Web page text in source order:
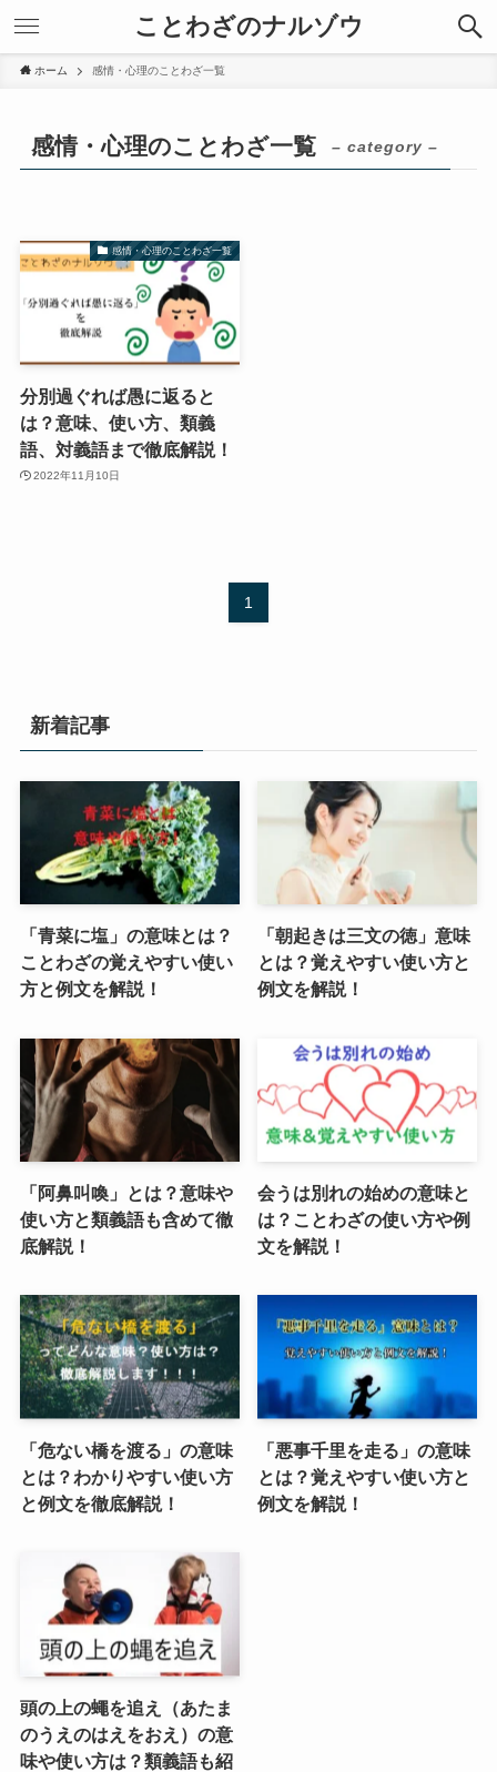
ことわざのナルゾウ
ホーム 感情・心理のことわざ一覧
感情・心理のことわざ一覧 – category –
感情・心理のことわざ一覧
分別過ぐれば愚に返ると
は？意味、使い方、類義
語、対義語まで徹底解説！
2022年11月10日
1
新着記事
「青菜に塩」の意味とは？
ことわざの覚えやすい使い
方と例文を解説！
「朝起きは三文の徳」意味
とは？覚えやすい使い方と
例文を解説！
「阿鼻叫喚」とは？意味や
使い方と類義語も含めて徹
底解説！
会うは別れの始めの意味と
は？ことわざの使い方や例
文を解説！
「危ない橋を渡る」の意味
とは？わかりやすい使い方
と例文を徹底解説！
「悪事千里を走る」の意味
とは？覚えやすい使い方と
例文を解説！
頭の上の蠅を追え（あたま
のうえのはえをおえ）の意
味や使い方は？類義語も紹